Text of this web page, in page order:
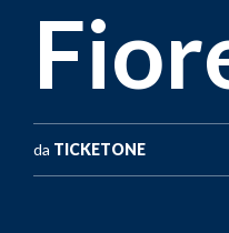
da TICKETONE